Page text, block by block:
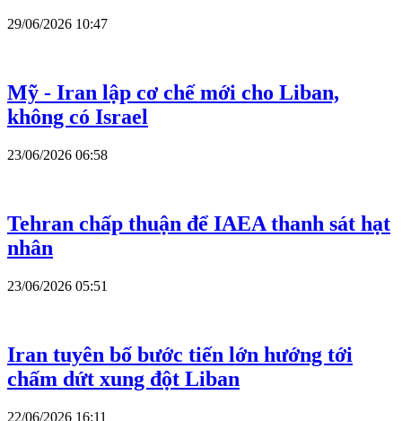
29/06/2026 10:47
Mỹ - Iran lập cơ chế mới cho Liban,
không có Israel
23/06/2026 06:58
Tehran chấp thuận để IAEA thanh sát hạt
nhân
23/06/2026 05:51
Iran tuyên bố bước tiến lớn hướng tới
chấm dứt xung đột Liban
22/06/2026 16:11